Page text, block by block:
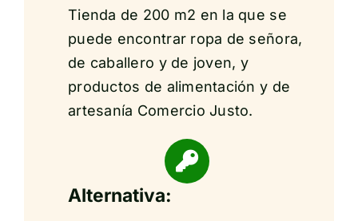
Tienda de 200 m2 en la que se
puede encontrar ropa de señora,
de caballero y de joven, y
productos de alimentación y de
artesanía Comercio Justo.
Alternativa: